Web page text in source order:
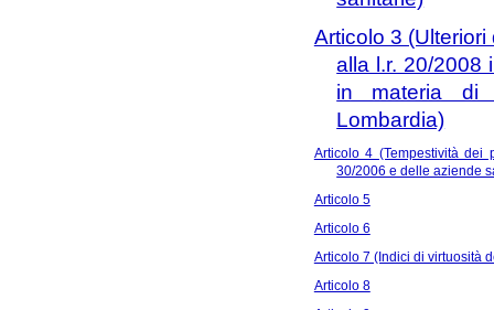
Articolo 3
alla l.r. 20/2008
in materia di
Lombardia)
Articolo 4 (Tempestività
30/2006 e delle aziende
Articolo 5
Articolo 6
Articolo 7 (Indici di virtuosità
Articolo 8